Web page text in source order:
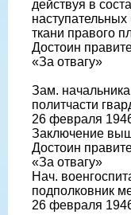
действуя в
ткани правого
Достоин
«За отвагу»
Зам.
политчасти
26 февраля
Заключение
Достоин
«За отвагу»
Нач.
подполковник
26 февраля